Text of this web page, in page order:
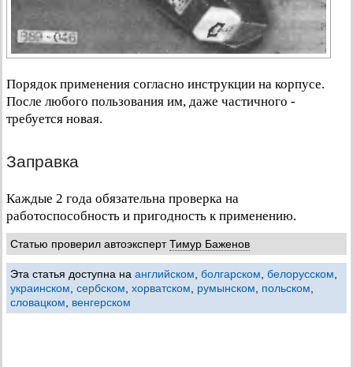
Порядок применения согласно инструкции на корпусе.
После любого пользования им, даже частичного -
требуется новая.
Заправка
Каждые 2 года обязательна проверка на
работоспособность и пригодность к применению.
Статью проверил автоэкспертТимур Баженов
Эта статья доступна на английском болгарском белорусском
украинском сербском хорватском румынском польском
словацком
венгерском